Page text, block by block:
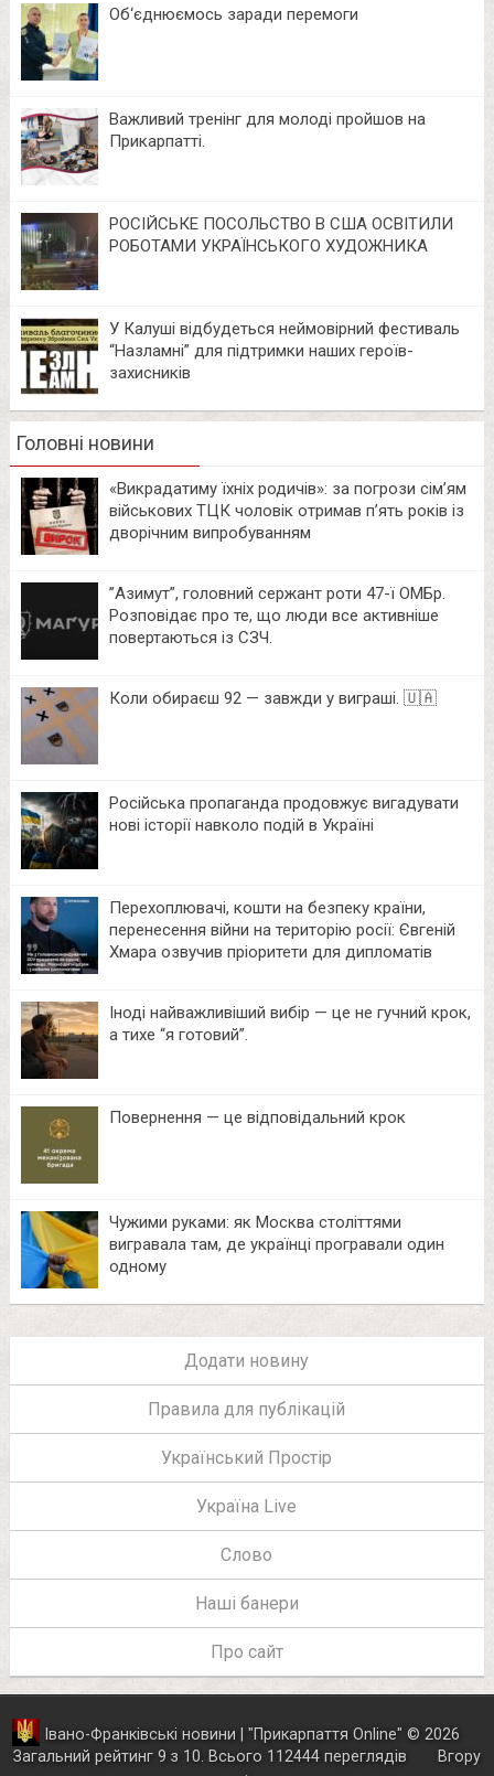
Об‘єднюємось заради перемоги
Важливий тренінг для молоді пройшов на
Прикарпатті.
РОСІЙСЬКЕ ПОСОЛЬСТВО В США ОСВІТИЛИ
РОБОТАМИ УКРАЇНСЬКОГО ХУДОЖНИКА
У Калуші відбудеться неймовірний фестиваль
“Назламні” для підтримки наших героїв-
захисників
Головні новини
«Викрадатиму їхніх родичів»: за погрози сім’ям
військових ТЦК чоловік отримав п’ять років із
дворічним випробуванням
⁨”Азимут”, головний сержант роти 47-ї ОМБр.
Розповідає про те, що люди все активніше
повертаються із СЗЧ.
Коли обираєш 92 — завжди у виграші. 🇺🇦
Російська пропаганда продовжує вигадувати
нові історії навколо подій в Україні
Перехоплювачі, кошти на безпеку країни,
перенесення війни на територію росії: Євгеній
Хмара озвучив пріоритети для дипломатів
Іноді найважливіший вибір — це не гучний крок,
а тихе “я готовий”.
Повернення — це відповідальний крок
Чужими руками: як Москва століттями
вигравала там, де українці програвали один
одному
Додати новину
Правила для публікацій
Український Простір
Україна Live
Слово
Наші банери
Про сайт
Івано-Франківські новини | "Прикарпаття Online" © 2026
Загальний рейтинг 9 з 10. Всього 112444переглядів
Вгору